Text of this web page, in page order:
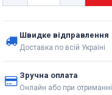
Швидке відправлення
Доставка по всій Україні
Зручна оплата
Онлайн або при отриманні